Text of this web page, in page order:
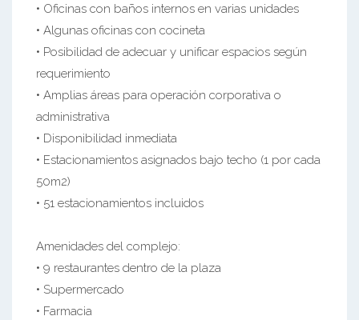
• Oficinas con baños internos en varias unidades
• Algunas oficinas con cocineta
• Posibilidad de adecuar y unificar espacios según
requerimiento
• Amplias áreas para operación corporativa o
administrativa
• Disponibilidad inmediata
• Estacionamientos asignados bajo techo (1 por cada
50m2)
• 51 estacionamientos incluidos
Amenidades del complejo:
• 9 restaurantes dentro de la plaza
• Supermercado
• Farmacia